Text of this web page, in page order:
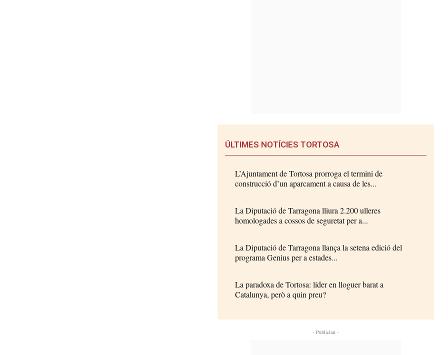
ÚLTIMES NOTÍCIES TORTOSA
L’Ajuntament de Tortosa prorroga el termini de
construcció d’un aparcament a causa de les...
La Diputació de Tarragona lliura 2.200 ulleres
homologades a cossos de seguretat per a...
La Diputació de Tarragona llança la setena edició del
programa Genius per a estades...
La paradoxa de Tortosa: líder en lloguer barat a
Catalunya, però a quin preu?
- Publicitat -